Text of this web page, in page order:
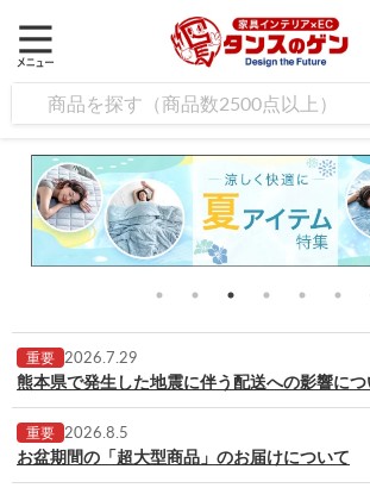
重要 2026.7.29
熊本県で発生した地震に伴う配送への影響につ
重要 2026.8.5
お盆期間の「超大型商品」のお届けについて